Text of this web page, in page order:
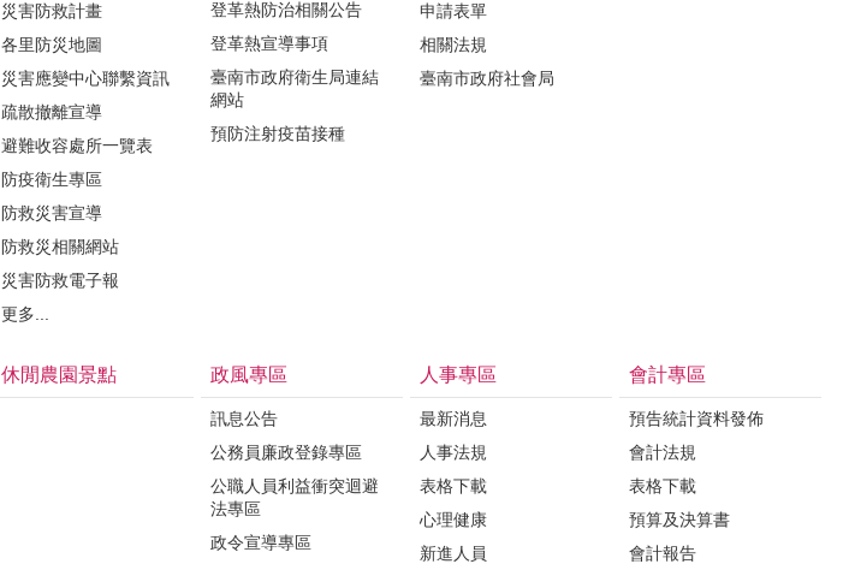
災害防救計畫
各里防災地圖
災害應變中心聯繫資訊
疏散撤離宣導
避難收容處所一覽表
防疫衛生專區
防救災害宣導
防救災相關網站
災害防救電子報
更多...
登革熱防治相關公告
登革熱宣導事項
臺南市政府衛生局連結
網站
預防注射疫苗接種
申請表單
相關法規
臺南市政府社會局
休閒農園景點 政風專區
訊息公告
公務員廉政登錄專區
公職人員利益衝突迴避
法專區
政令宣導專區
人事專區
最新消息
人事法規
表格下載
心理健康
新進人員
會計專區
預告統計資料發佈
會計法規
表格下載
預算及決算書
會計報告